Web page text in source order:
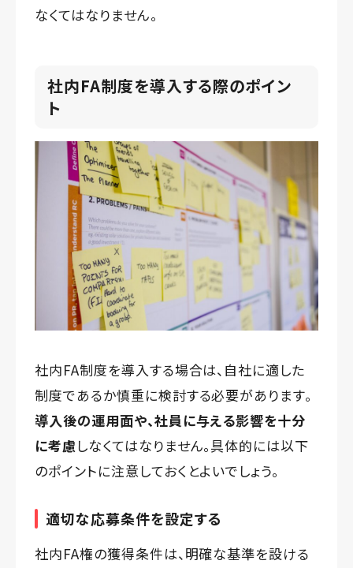
なくてはなりません。
社内FA制度を導入する際のポイン
ト
社内FA制度を導入する場合は、自社に適した
制度であるか慎重に検討する必要があります。
導入後の運用面や、社員に与える影響を十分
に考慮 しなくてはなりません。具体的には以下
のポイントに注意しておくとよいでしょう。
適切な応募条件を設定する
社内FA権の獲得条件は、明確な基準を設ける